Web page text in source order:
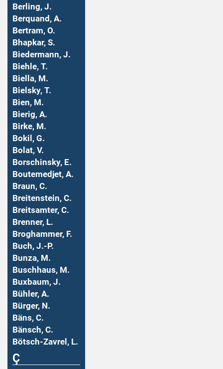
Berling, J.
Berquand, A.
Bertram, O.
Bhapkar, S.
Biedermann, J.
Biehle, T.
Biella, M.
Bielsky, T.
Bien, M.
Bierig, A.
Birke, M.
Bokil, G.
Bolat, V.
Borschinsky, E.
Boutemedjet, A.
Braun, C.
Breitenstein, C.
Breitsamter, C.
Brenner, L.
Broghammer, F.
Buch, J.-P.
Bunza, M.
Buschhaus, M.
Buxbaum, J.
Bühler, A.
Bürger, N.
Bäns, C.
Bänsch, C.
Bötsch-Zavrel, L.
Ç